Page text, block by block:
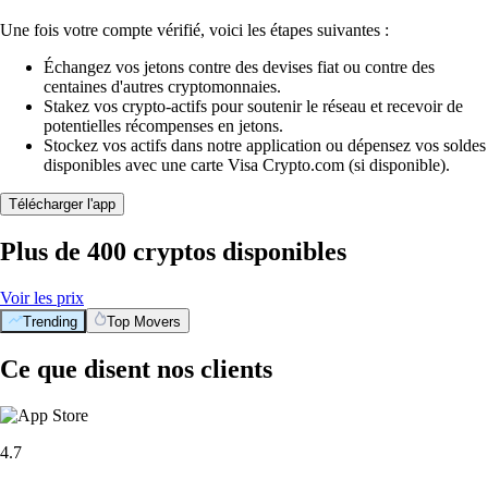
Une fois votre compte vérifié, voici les étapes suivantes :
Échangez vos jetons contre des devises fiat ou contre des
centaines d'autres cryptomonnaies.
Stakez vos crypto-actifs pour soutenir le réseau et recevoir de
potentielles récompenses en jetons.
Stockez vos actifs dans notre application ou dépensez vos soldes
disponibles avec une carte Visa Crypto.com (si disponible).
Télécharger l'app
Plus de 400 cryptos disponibles
Voir les prix
Trending Top Movers
Ce que disent nos clients
4.7